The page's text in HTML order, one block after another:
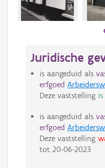
Juridische
is aangeduid als
erfgoed
Deze vaststelling
is aangeduid als
erfgoed
Deze vaststelling
tot 20-06-2023